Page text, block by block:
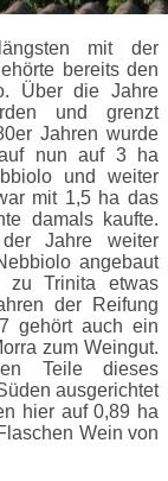
mit der
bereits den
Über die Jahre
und grenzt
Jahren wurde
nun auf 3 ha
und weiter
mit 1,5 ha das
damals kaufte.
Jahre weiter
angebaut
Trinita etwas
der Reifung
gehört auch ein
zum Weingut.
Teile dieses
ausgerichtet
hier auf 0,89 ha
Wein von